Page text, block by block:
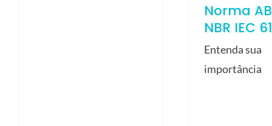
Norma
NBR IEC
Entenda sua
importância